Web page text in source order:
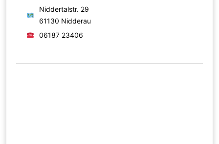
Niddertalstr. 29
61130 Nidderau
06187 23406